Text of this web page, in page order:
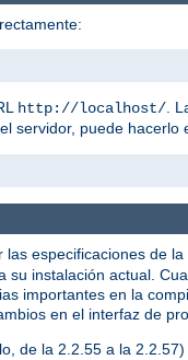
http://localhost/ .
el servidor, puede hacerlo
especificaciones de
instalación actual.
importantes en la
en el interfaz de
de la 2.2.55 a la